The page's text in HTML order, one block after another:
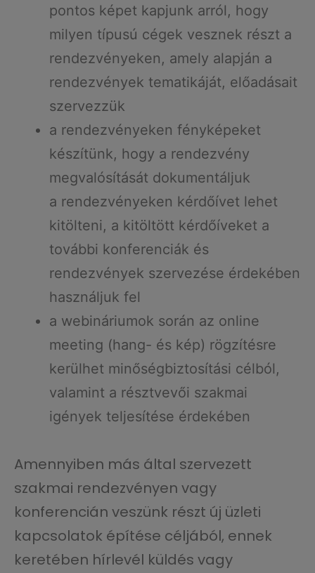
pontos képet kapjunk arról, hogy
milyen típusú cégek vesznek részt a
rendezvényeken, amely alapján a
rendezvények tematikáját, előadásait
szervezzük
a rendezvényeken fényképeket
készítünk, hogy a rendezvény
megvalósítását dokumentáljuk
a rendezvényeken kérdőívet lehet
kitölteni, a kitöltött kérdőíveket a
további konferenciák és
rendezvények szervezése érdekében
használjuk fel
a webináriumok során az online
meeting (hang- és kép) rögzítésre
kerülhet minőségbiztosítási célból,
valamint a résztvevői szakmai
igények teljesítése érdekében
Amennyiben más által szervezett
szakmai rendezvényen vagy
konferencián veszünk részt új üzleti
kapcsolatok építése céljából, ennek
keretében hírlevél küldés vagy